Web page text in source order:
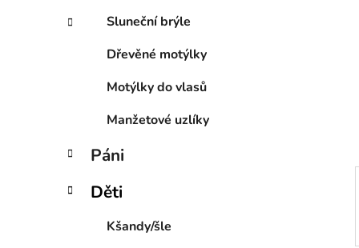
Sluneční brýle
Dřevěné motýlky
Motýlky do vlasů
Manžetové uzlíky
Páni
Děti
Kšandy/šle